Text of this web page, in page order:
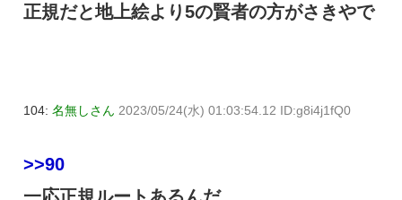
正規だと地上絵より5の賢者の方がさきやで
104: 名無しさん 2023/05/24(水) 01:03:54.12 ID:g8i4j1fQ0
>>90